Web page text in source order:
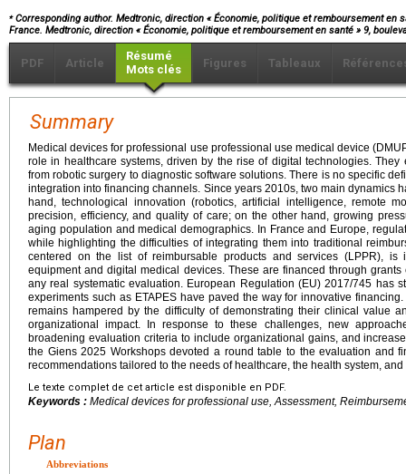
⁎Corresponding author. Medtronic, direction « Économie, politique et remboursement en
France. Medtronic, direction « Économie, politique et remboursement en santé » 9,
PDF Article
Résumé
Mots clés
Figures Tableaux
Summary
Medical devices for professional use professional use medical device
role in healthcare systems, driven by the rise of digital technologies.
from robotic surgery to diagnostic software solutions. There is no specific
integration into financing channels. Since years 2010s, two main dynamics
hand, technological innovation (robotics, artificial intelligence, remote
precision, efficiency, and quality of care; on the other hand, growing
aging population and medical demographics. In France and Europe,
while highlighting the difficulties of integrating them into traditional
centered on the list of reimbursable products and services (LPPR), is
equipment and digital medical devices. These are financed through
any real systematic evaluation. European Regulation (EU) 2017/745 has
experiments such as ETAPES have paved the way for innovative
remains hampered by the difficulty of demonstrating their clinical value
organizational impact. In response to these challenges, new
broadening evaluation criteria to include organizational gains, and
the Giens 2025 Workshops devoted a round table to the evaluation and
recommendations tailored to the needs of healthcare, the health system,
Le texte complet de cet article est disponible en PDF.
Keywords : Medical devices for professional use, Assessment,
Plan
Abbreviations